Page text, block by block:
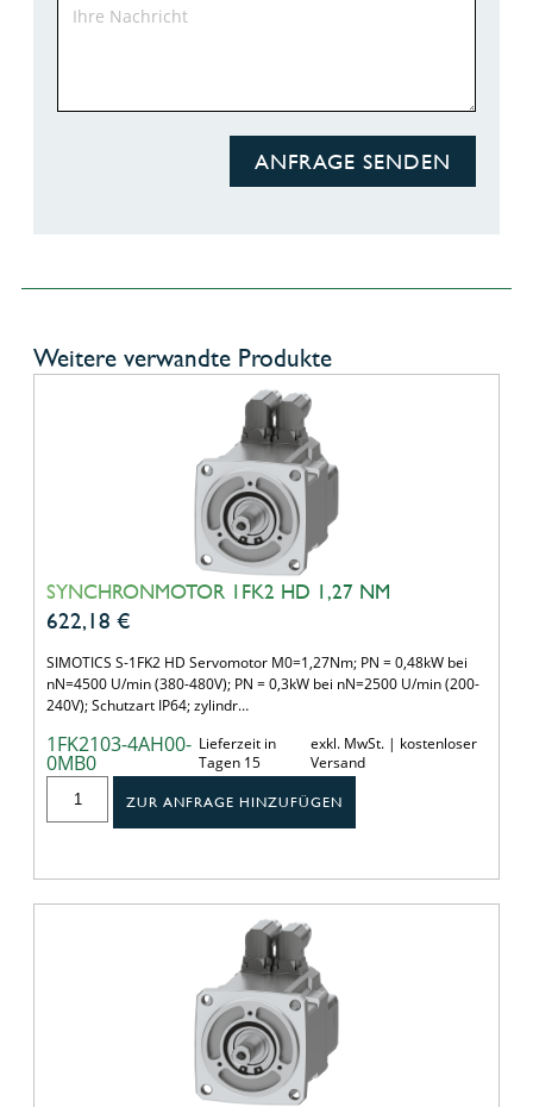
ANFRAGE SENDEN
Weitere verwandte Produkte
SYNCHRONMOTOR 1FK2 HD 1,27 NM
622,18 €
SIMOTICS S-1FK2 HD Servomotor M0=1,27Nm; PN = 0,48kW bei
nN=4500 U/min (380-480V); PN = 0,3kW bei nN=2500 U/min (200-
240V); Schutzart IP64; zylindr…
1FK2103-4AH00-
0MB0
Lieferzeit in
Tagen 15
exkl. MwSt. | kostenloser
Versand
ZUR ANFRAGE HINZUFÜGEN